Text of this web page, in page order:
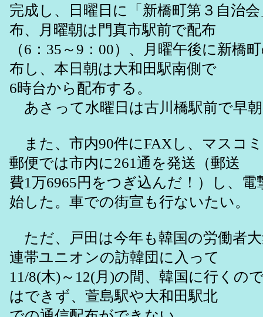
完成し、日曜日に「新橋町第３自治
布、月曜朝は門真市駅前で配布
（6：35～9：00）、月曜午後に新橋
布し、本日朝は大和田駅南側で
6時台から配布する。
あさって水曜日は古川橋駅前で早
また、市内90件にFAXし、マスコ
郵便では市内に261通を発送（郵送
費1万6965円をつぎ込んだ！）し、電
始した。車での街宣も行ないたい。
ただ、戸田は今年も韓国の労働者
連帯ユニオンの訪韓団に入って
11/8(木)～12(月)の間、韓国に行くの
はできず、萱島駅や大和田駅北